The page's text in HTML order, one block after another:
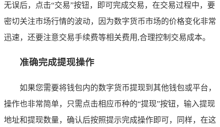
无误后，点击“交易”按钮，即可完成交易，在交易过程中，要
密切关注市场行情的波动，因为数字货币市场的价格变化非常
迅速，还要注意交易手续费等相关费用,合理控制交易成本。
准确完成提现操作
如果您需要将钱包内的数字货币提现到其他钱包或平台，
操作也非常简单，只需点击相应币种的“提现”按钮，输入提现
地址和提现数量，确认后按照提示完成操作即可，同样，在这